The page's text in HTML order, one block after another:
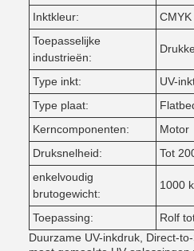
Inktkleur:
Toepasselijke
industrieën:
Type inkt:
UV-
Type plaat:
Kerncomponenten:
Motor
Druksnelheid:
Tot
enkelvoudig
brutogewicht:
1000
Toepassing:
Rolf
Duurzame UV-inkdruk, Direct-